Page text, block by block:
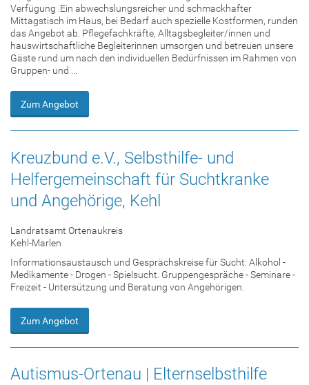
Verfügung .Ein abwechslungsreicher und schmackhafter
Mittagstisch im Haus, bei Bedarf auch spezielle Kostformen, runden
das Angebot ab. Pflegefachkräfte, Alltagsbegleiter/innen und
hauswirtschaftliche Begleiterinnen umsorgen und betreuen unsere
Gäste rund um nach den individuellen Bedürfnissen im Rahmen von
Gruppen- und ...
Zum Angebot
Kreuzbund e.V., Selbsthilfe- und
Helfergemeinschaft für Suchtkranke
und Angehörige, Kehl
Landratsamt Ortenaukreis
Kehl-Marlen
Informationsaustausch und Gesprächskreise für Sucht: Alkohol -
Medikamente - Drogen - Spielsucht. Gruppengespräche - Seminare -
Freizeit - Untersützung und Beratung von Angehörigen.
Zum Angebot
Autismus-Ortenau | Elternselbsthilfe